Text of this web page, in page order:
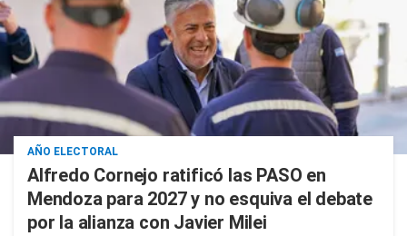
AÑO ELECTORAL
Alfredo Cornejo ratificó las PASO en
Mendoza para 2027 y no esquiva el debate
por la alianza con Javier Milei